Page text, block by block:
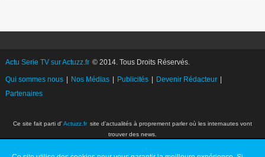
Actu Serie TV sur Actuzz.fr © 2014. Tous Droits Réservés.
Qui sommes nous | Nos Médias | Publicités | Devenir Rédacteur |
Partenaires
Ce site fait parti d'Actuzz.fr site d'actualités à proprement parler où les internautes vont
trouver des news.